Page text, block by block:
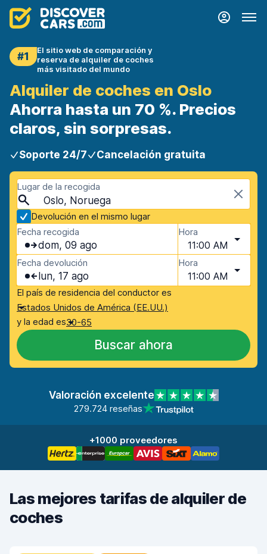
#1
El sitio web de comparación y
reserva de alquiler de coches
más visitado del mundo
Alquiler de coches en Oslo
Ahorra hasta un 70 %. Precios
claros, sin sorpresas.
Soporte 24/7 Cancelación gratuita
Lugar de la recogida
Oslo, Noruega
Devolución en el mismo lugar
Fecha recogida
dom, 09 ago
Hora
11:00 AM
Fecha devolución
lun, 17 ago
Hora
11:00 AM
El país de residencia del conductor es
Estados Unidos de América (EE.UU.)
y la edad es30-65
Buscar ahora
Valoración excelente
279.724 reseñas
+1000 proveedores
Las mejores tarifas de alquiler de
coches